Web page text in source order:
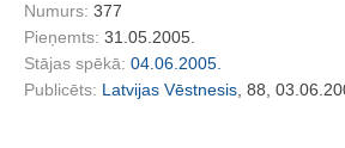
Numurs: 377
Pieņemts: 31.05.2005.
Stājas spēkā: 04.06.2005.
Publicēts: Latvijas Vēstnesis , 88,